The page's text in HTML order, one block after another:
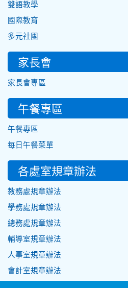
雙語教學
國際教育
多元社團
家長會
家長會專區
午餐專區
午餐專區
每日午餐菜單
各處室規章辦法
教務處規章辦法
學務處規章辦法
總務處規章辦法
輔導室規章辦法
人事室規章辦法
會計室規章辦法